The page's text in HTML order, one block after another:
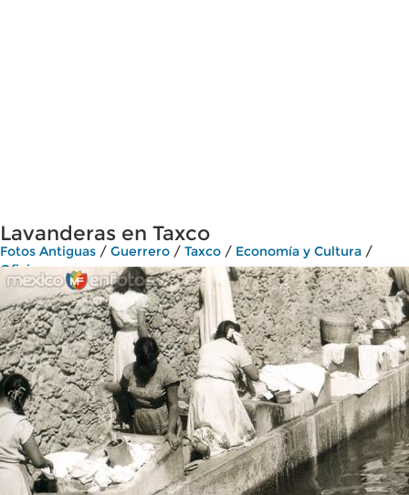
Lavanderas en Taxco
Fotos Antiguas / Guerrero / Taxco / Economía y Cultura /
Oficios